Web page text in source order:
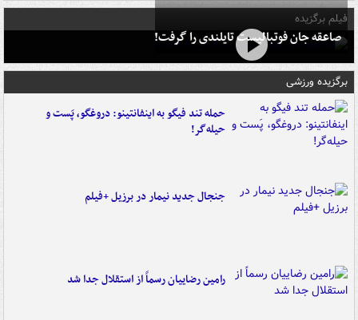
فیلم برگزیده
صاعقه جان فوتبالیست تایلندی را گرفت!
برگزیده ورزشی
حمله تند فیگو به اینفانتینو: دروغگو، پَست‌ و
حیله‌گر!
جنجال جدید نیمار در برزیل +فیلم
رامین رضاییان رسماً از استقلال جدا شد